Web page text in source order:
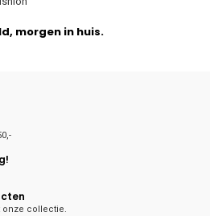
morgen in huis.
onze collectie.